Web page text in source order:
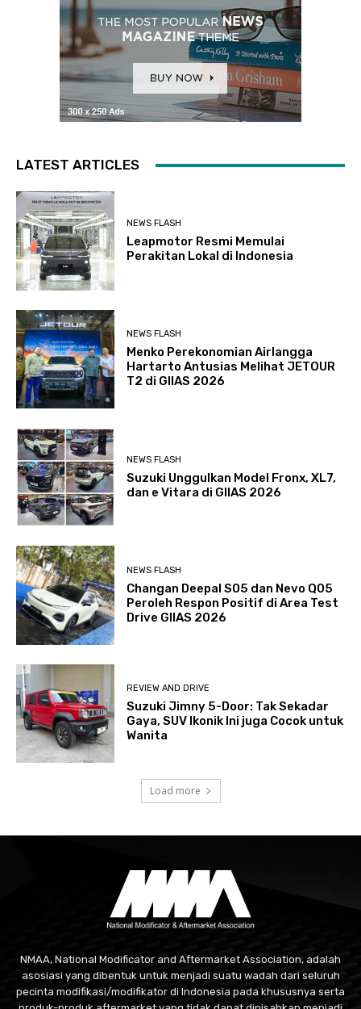
LATEST ARTICLES
NEWS FLASH
Leapmotor Resmi Memulai
Perakitan Lokal di Indonesia
NEWS FLASH
Menko Perekonomian Airlangga
Hartarto Antusias Melihat JETOUR
T2 di GIIAS 2026
NEWS FLASH
Suzuki Unggulkan Model Fronx, XL7,
dan e Vitara di GIIAS 2026
NEWS FLASH
Changan Deepal S05 dan Nevo Q05
Peroleh Respon Positif di Area Test
Drive GIIAS 2026
REVIEW AND DRIVE
Suzuki Jimny 5-Door: Tak Sekadar
Gaya, SUV Ikonik Ini juga Cocok untuk
Wanita
Load more
NMAA, National Modificator and Aftermarket Association, adalah
asosiasi yang dibentuk untuk menjadi suatu wadah dari seluruh
pecinta modifikasi/modifikator di Indonesia pada khususnya serta